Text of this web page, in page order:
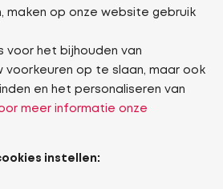
maken op onze website gebruik
voor het bijhouden van
voorkeuren op te slaan, maar ook
en het personaliseren van
meer informatie onze
instellen: